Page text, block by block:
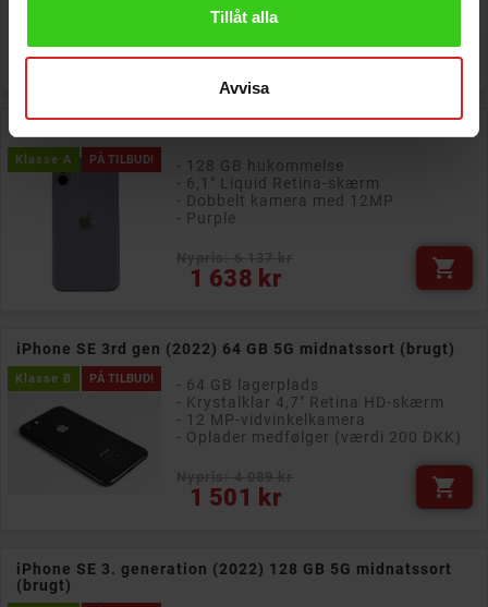
Tillåt alla
Avvisa
Nypris: 4 779 kr
1 911 kr
Pris 
PÅ TILBUD!
Klasse A
- 128 GB hukommelse
- 6,1" Liquid Retina-skærm
- Dobbelt kamera med 12MP
- Purple
1 638 kr
Pris 
iPhone SE 3rd gen (2022) 64 GB 5G midnatssort (brugt)
PÅ TILBUD!
Klasse B
- 64 GB lagerplads
- Krystalklar 4,7" Retina HD-skærm
- 12 MP-vidvinkelkamera
- Oplader medfølger (værdi 200 DKK)
1 501 kr
Pris 
iPhone SE 3. generation (2022) 128 GB 5G midnatssort
(brugt)